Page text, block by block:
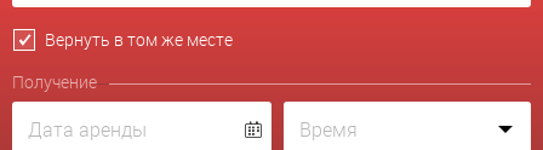
Вернуть в том же месте
Получение